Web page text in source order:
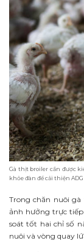
Gà thịt broiler cần được
khỏe đàn để cải thiện
Trong chăn nuôi
ảnh hưởng trực
soát tốt hai chỉ số
nuôi và vòng quay